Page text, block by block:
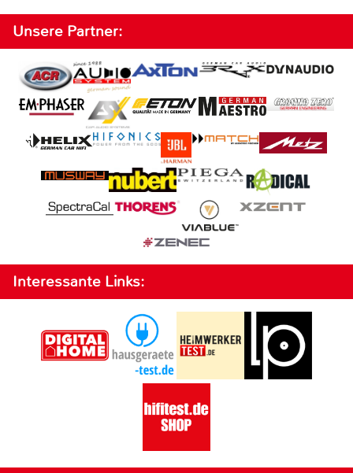
Unsere Partner:
Interessante Links: